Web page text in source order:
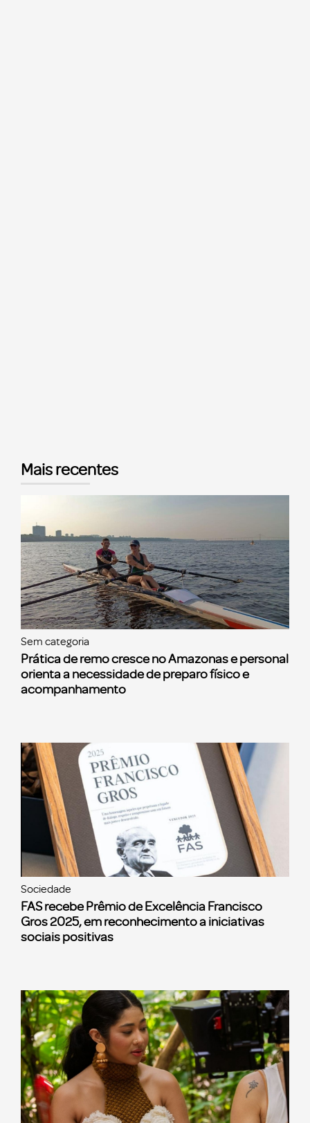
Mais recentes
Sem categoria
Prática de remo cresce no Amazonas e personal
orienta a necessidade de preparo físico e
acompanhamento
Sociedade
FAS recebe Prêmio de Excelência Francisco
Gros 2025, em reconhecimento a iniciativas
sociais positivas